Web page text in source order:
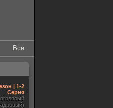
Все
| 1-2
Серия